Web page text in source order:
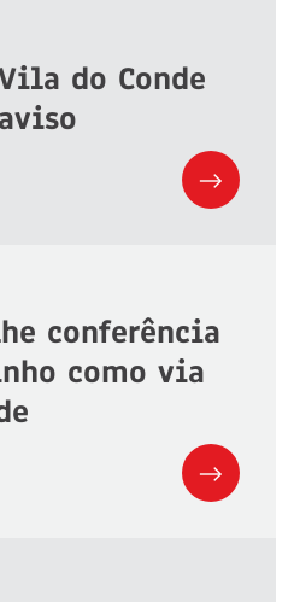
do Conde
conferência
como via